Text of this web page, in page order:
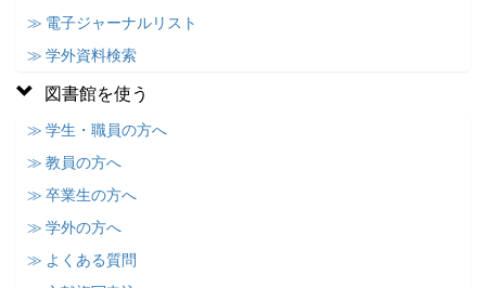
≫ 電子ジャーナルリスト
≫ 学外資料検索
図書館を使う
≫ 学生・職員の方へ
≫ 教員の方へ
≫ 卒業生の方へ
≫ 学外の方へ
≫ よくある質問